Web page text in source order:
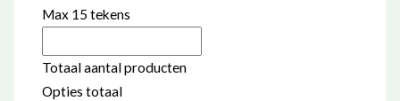
Max 15 tekens
Totaal aantal producten
Opties totaal